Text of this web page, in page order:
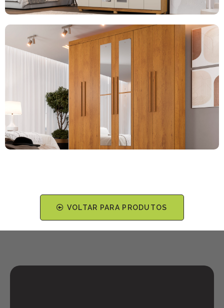
VOLTAR PARA PRODUTOS